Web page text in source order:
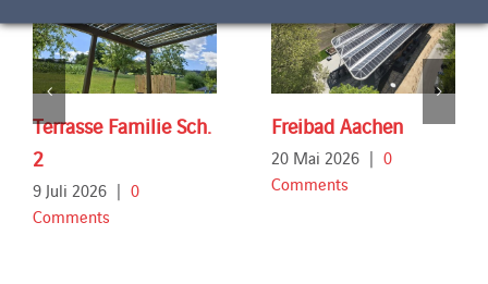
Terrasse Familie Sch.
2
9 Juli 2026 | 0
Comments
Freibad Aachen
20 Mai 2026 | 0
Comments